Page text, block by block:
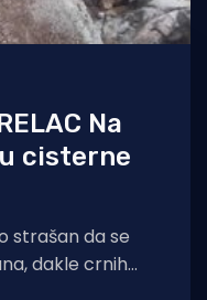
Na
cisterne
strašan da se
dakle crnih